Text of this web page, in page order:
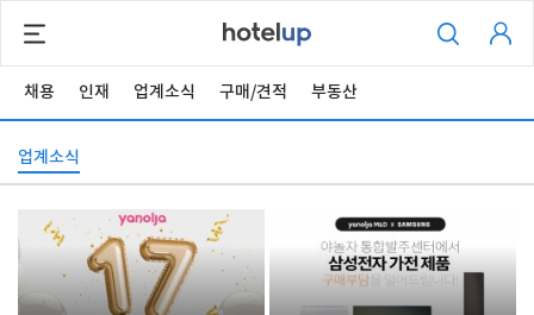
채용 인재 업계소식 구매/견적 부동산
업계소식